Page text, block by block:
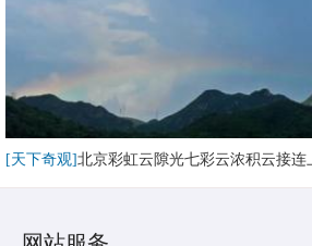
[天下奇观]北京彩虹云隙光七彩云浓积云接连